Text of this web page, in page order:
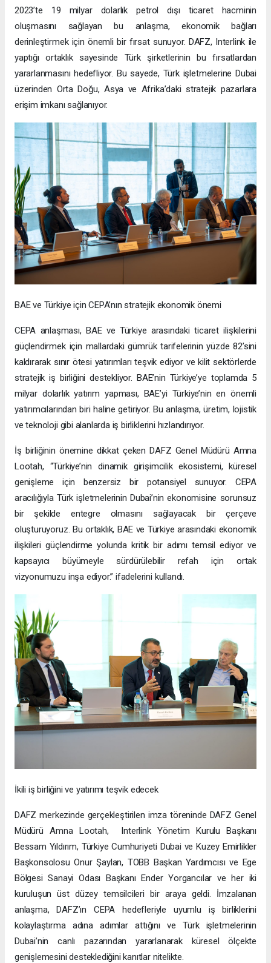
2023’te 19 milyar dolarlık petrol dışı ticaret hacminin
oluşmasını sağlayan bu anlaşma, ekonomik bağları
derinleştirmek için önemli bir fırsat sunuyor. DAFZ, Interlink ile
yaptığı ortaklık sayesinde Türk şirketlerinin bu fırsatlardan
yararlanmasını hedefliyor. Bu sayede, Türk işletmelerine Dubai
üzerinden Orta Doğu, Asya ve Afrika’daki stratejik pazarlara
erişim imkanı sağlanıyor.
BAE ve Türkiye için CEPA’nın stratejik ekonomik önemi
CEPA anlaşması, BAE ve Türkiye arasındaki ticaret ilişkilerini
güçlendirmek için mallardaki gümrük tarifelerinin yüzde 82’sini
kaldırarak sınır ötesi yatırımları teşvik ediyor ve kilit sektörlerde
stratejik iş birliğini destekliyor. BAE’nin Türkiye’ye toplamda 5
milyar dolarlık yatırım yapması, BAE’yi Türkiye’nin en önemli
yatırımcılarından biri haline getiriyor. Bu anlaşma, üretim, lojistik
ve teknoloji gibi alanlarda iş birliklerini hızlandırıyor.
İş birliğinin önemine dikkat çeken DAFZ Genel Müdürü Amna
Lootah, “Türkiye’nin dinamik girişimcilik ekosistemi, küresel
genişleme için benzersiz bir potansiyel sunuyor. CEPA
aracılığıyla Türk işletmelerinin Dubai’nin ekonomisine sorunsuz
bir şekilde entegre olmasını sağlayacak bir çerçeve
oluşturuyoruz. Bu ortaklık, BAE ve Türkiye arasındaki ekonomik
ilişkileri güçlendirme yolunda kritik bir adımı temsil ediyor ve
kapsayıcı büyümeyle sürdürülebilir refah için ortak
vizyonumuzu inşa ediyor.” ifadelerini kullandı.
İkili iş birliğini ve yatırımı teşvik edecek
DAFZ merkezinde gerçekleştirilen imza töreninde DAFZ Genel
Müdürü Amna Lootah, Interlink Yönetim Kurulu Başkanı
Bessam Yıldırım, Türkiye Cumhuriyeti Dubai ve Kuzey Emirlikler
Başkonsolosu Onur Şaylan, TOBB Başkan Yardımcısı ve Ege
Bölgesi Sanayi Odası Başkanı Ender Yorgancılar ve her iki
kuruluşun üst düzey temsilcileri bir araya geldi. İmzalanan
anlaşma, DAFZ’ın CEPA hedefleriyle uyumlu iş birliklerini
kolaylaştırma adına adımlar attığını ve Türk işletmelerinin
Dubai’nin canlı pazarından yararlanarak küresel ölçekte
genişlemesini desteklediğini kanıtlar nitelikte.